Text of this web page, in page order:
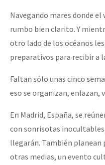
Navegando mares donde
rumbo bien clarito. Y
otro lado de los océanos
preparativos para recibir a
Faltan sólo unas cinco
eso se organizan, enlazan,
En Madrid, España, se
con sonrisotas
llegarán. También planean
otras medias, un evento